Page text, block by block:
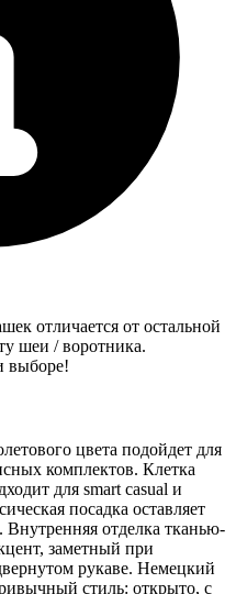
отличается от остальной
шеи / воротника.
выборе!
цвета подойдет для
комплектов. Клетка
для smart casual и
посадка оставляет
отделка тканью-
заметный при
рукаве. Немецкий
стиль: открыто, с